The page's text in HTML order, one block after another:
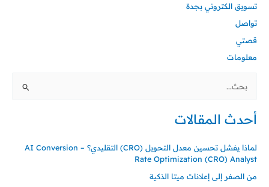
تسويق الكتروني بجدة
تواصل
قصتي
معلومات
ث
ع
ن
أحدث المقالات
لماذا يفشل تحسين معدل التحويل (CRO) التقليدي؟ – AI Conversion
Rate Optimization (CRO) Analyst
من الصفر إلى إعلانات ميتا الذكية